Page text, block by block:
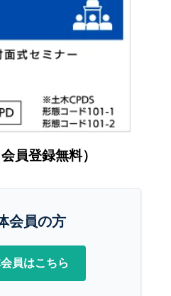
員登録無料）
会員の方
員はこちら